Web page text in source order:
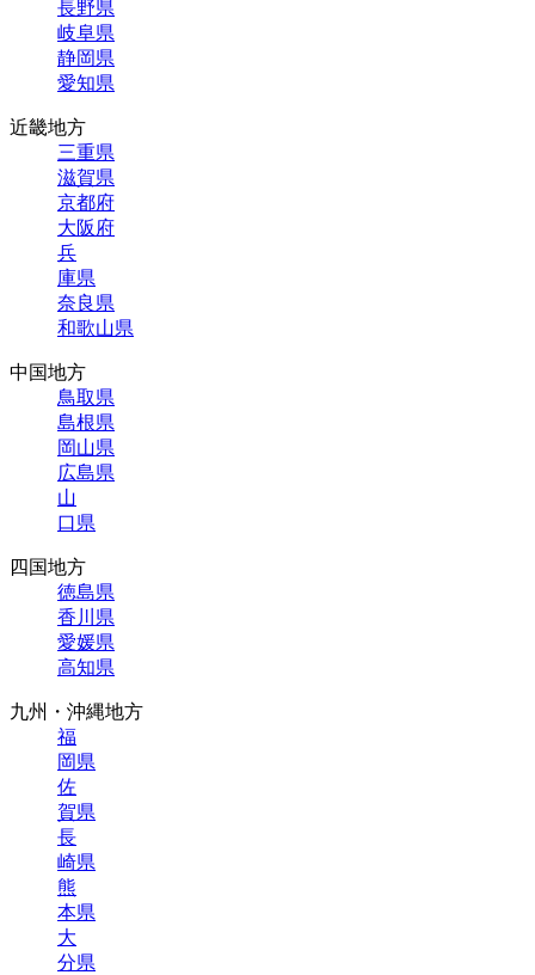
長野県
岐阜県
静岡県
愛知県
近畿地方
三重県
滋賀県
京都府
大阪 府
兵
庫県
奈良 県
和歌山県
中国地方
鳥取県
島根県
岡山県
広島県
山
口県
四国地方
徳島県
香川 県
愛媛県
高知県
九州・沖縄地方
福
岡県
佐
賀県
長
崎県
熊
本県
大
分県